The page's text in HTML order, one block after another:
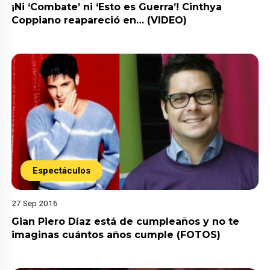
¡Ni ‘Combate’ ni ‘Esto es Guerra’! Cinthya
Coppiano reapareció en… (VIDEO)
Espectáculos
27 Sep 2016
Gian Piero Díaz está de cumpleaños y no te
imaginas cuántos años cumple (FOTOS)